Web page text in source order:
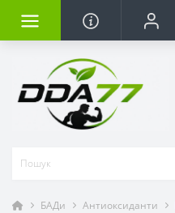
БАДи Антиоксиданти